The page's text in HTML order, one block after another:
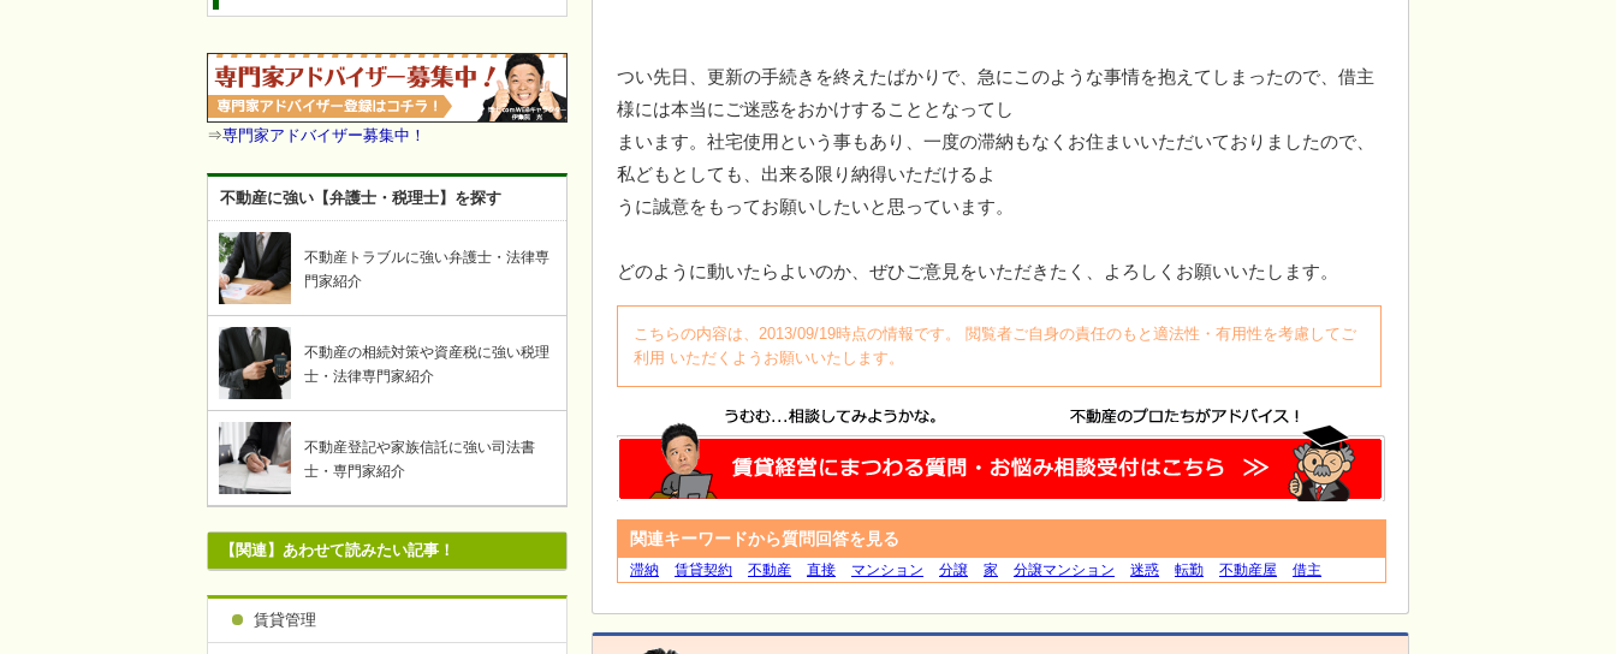
つい先日、更新の手続きを終えたばかりで、急にこのような事情を抱えてしまったので、借主
様には本当にご迷惑をおかけすることとなってし
まいます。社宅使用という事もあり、一度の滞納もなくお住まいいただいておりましたので、
私どもとしても、出来る限り納得いただけるよ
うに誠意をもってお願いしたいと思っています。
どのように動いたらよいのか、ぜひご意見をいただきたく、よろしくお願いいたします。
こちらの内容は、2013/09/19時点の情報です。 閲覧者ご自身の責任のもと適法性・有用性を考慮してご
利用 いただくようお願いいたします。
関連キーワードから質問回答を見る
滞納 賃貸契約 不動産 直接 マンション 分譲 家 分譲マンション 迷惑 転勤 不動産屋 借主
⇒専門家アドバイザー募集中！
不動産に強い【弁護士・税理士】を探す
不動産トラブルに強い弁護士・法律専
門家紹介
不動産の相続対策や資産税に強い税理
士・法律専門家紹介
不動産登記や家族信託に強い司法書
士・専門家紹介
【関連】あわせて読みたい記事！
賃貸管理